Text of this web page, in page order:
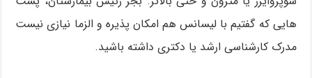
هایی که گفتیم با لیسانس هم امکان پذیره و الزما نیازی نیست
مدرک کارشناسی ارشد یا دکتری داشته باشید.